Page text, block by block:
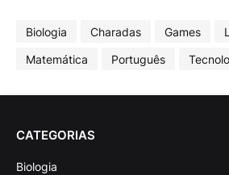
Biologia Charadas Games
Matemática
Português
CATEGORIAS
Biologia